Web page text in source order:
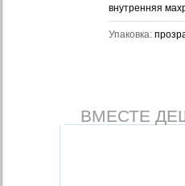
внутренняя
Упаковка:
ВМЕСТЕ